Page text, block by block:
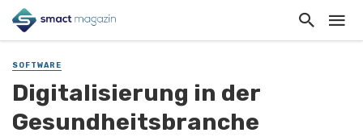
SOFTWARE
Digitalisierung in der
Gesundheitsbranche